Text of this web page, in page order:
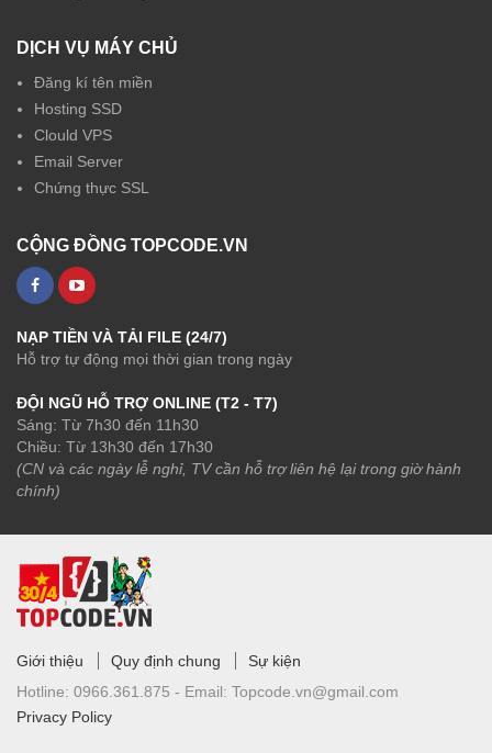
DỊCH VỤ MÁY CHỦ
Đăng kí tên miền
Hosting SSD
Clould VPS
Email Server
Chứng thực SSL
CỘNG ĐỒNG TOPCODE.VN
NẠP TIỀN VÀ TẢI FILE (24/7)
Hỗ trợ tự động mọi thời gian trong ngày
ĐỘI NGŨ HỖ TRỢ ONLINE (T2 - T7)
Sáng: Từ 7h30 đến 11h30
Chiều: Từ 13h30 đến 17h30
(CN và các ngày lễ nghỉ, TV cần hỗ trợ liên hệ lại trong giờ hành
chính)
Giới thiệu Quy định chung
Sự kiện
Hotline: 0966.361.875 - Email: Topcode.vn@gmail.com
Privacy Policy